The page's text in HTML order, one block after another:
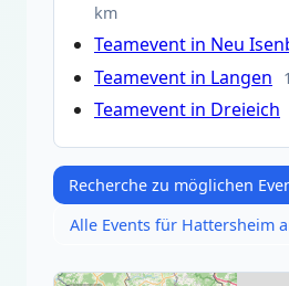
km
Teamevent in Neu
Teamevent in Langen
Teamevent in Dreieich
Recherche zu möglichen
Alle Events für Hattersheim